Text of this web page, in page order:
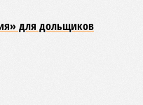
для дольщиков